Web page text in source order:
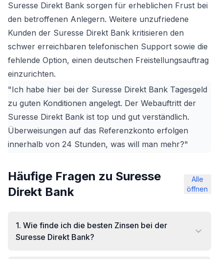
Suresse Direkt Bank sorgen für erheblichen Frust bei
den betroffenen Anlegern. Weitere unzufriedene
Kunden der Suresse Direkt Bank kritisieren den
schwer erreichbaren telefonischen Support sowie die
fehlende Option, einen deutschen Freistellungsauftrag
einzurichten.
"Ich habe hier bei der Suresse Direkt Bank Tagesgeld
zu guten Konditionen angelegt. Der Webauftritt der
Suresse Direkt Bank ist top und gut verständlich.
Überweisungen auf das Referenzkonto erfolgen
innerhalb von 24 Stunden, was will man mehr?"
Häufige Fragen zu Suresse
Direkt Bank
Alle
öffnen
1. Wie finde ich die besten Zinsen bei der
Suresse Direkt Bank?